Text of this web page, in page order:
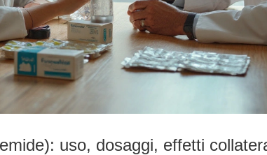
uso, dosaggi, effetti